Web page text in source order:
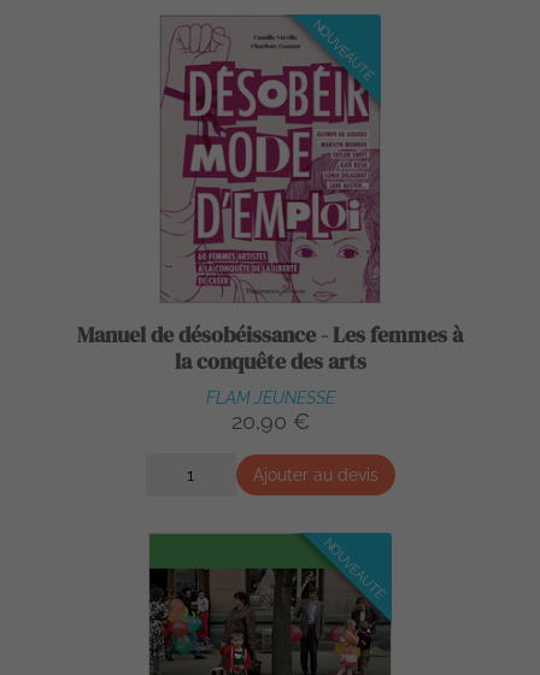
NOUVEAUTÉ
Manuel de désobéissance - Les femmes à
la conquête des arts
FLAM JEUNESSE
20,90 €
Ajouter au devis
NOUVEAUTÉ